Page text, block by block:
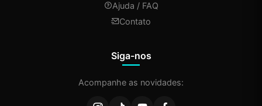
Ajuda / FAQ
Contato
Siga-nos
Acompanhe as novidades: